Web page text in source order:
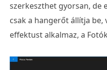
szerkeszthet gyorsan, de
csak a hangerőt állítja be,
effektust alkalmaz, a